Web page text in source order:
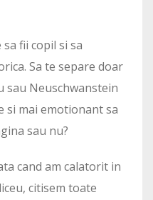
fii copil si sa
Sa te separe doar
sau Neuschwanstein
si mai emotionant sa
sau nu?
cand am calatorit in
citisem toate